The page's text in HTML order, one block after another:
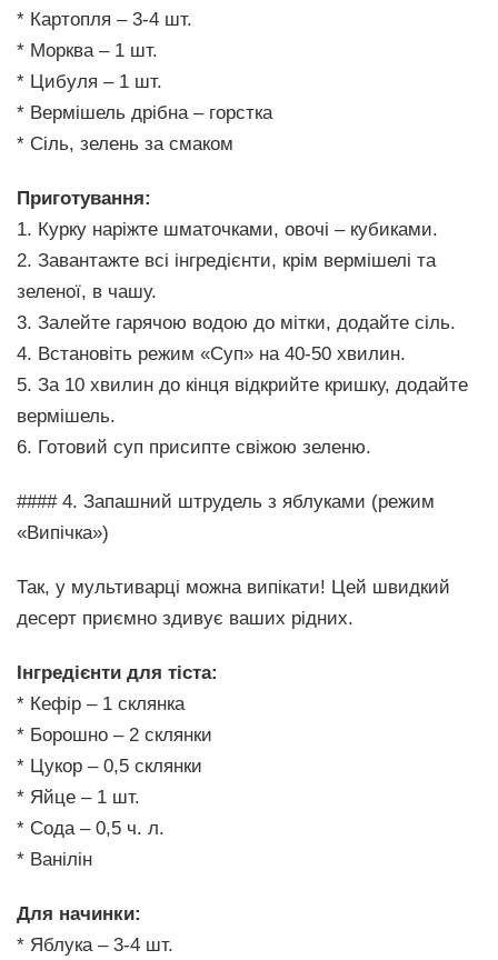
* Картопля – 3-4 шт.
* Морква – 1 шт.
* Цибуля – 1 шт.
* Вермішель дрібна – горстка
* Сіль, зелень за смаком
Приготування:
1. Курку наріжте шматочками, овочі – кубиками.
2. Завантажте всі інгредієнти, крім вермішелі та
зеленої, в чашу.
3. Залейте гарячою водою до мітки, додайте сіль.
4. Встановіть режим «Суп» на 40-50 хвилин.
5. За 10 хвилин до кінця відкрийте кришку, додайте
вермішель.
6. Готовий суп присипте свіжою зеленю.
#### 4. Запашний штрудель з яблуками (режим
«Випічка»)
Так, у мультиварці можна випікати! Цей швидкий
десерт приємно здивує ваших рідних.
Інгредієнти для тіста:
* Кефір – 1 склянка
* Борошно – 2 склянки
* Цукор – 0,5 склянки
* Яйце – 1 шт.
* Сода – 0,5 ч. л.
* Ванілін
Для начинки:
* Яблука – 3-4 шт.